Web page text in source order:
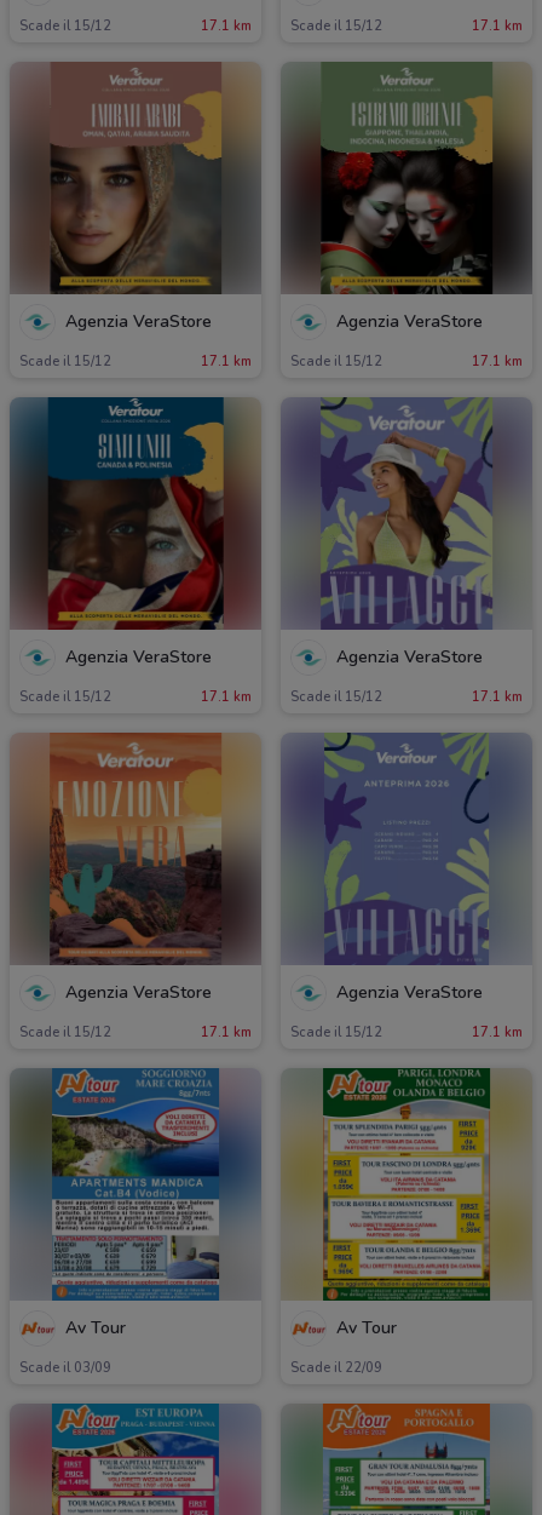
Scade il 15/12 17.1 km Scade il 15/12 17.1 km
Agenzia VeraStore
Scade il 15/12 17.1 km
Agenzia VeraStore
Scade il 15/12 17.1 km
Agenzia VeraStore
Scade il 15/12 17.1 km
Agenzia VeraStore
Scade il 15/12 17.1 km
Agenzia VeraStore
Scade il 15/12 17.1 km
Agenzia VeraStore
Scade il 15/12 17.1 km
Av Tour
Scade il 03/09
Av Tour
Scade il 22/09